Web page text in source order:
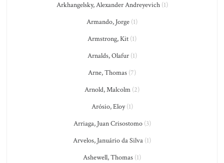
Arkhangelsky, Alexander Andreyevich(1)
Armando, Jorge (1)
Armstrong, Kit (1)
Arnalds, Olafur(1)
Arne, Thomas (7)
Arnold, Malcolm (2)
Arósio, Eloy(1)
Arriaga, Juan Crisostomo(3)
Arvelos, Januário da Silva (1)
Ashewell, Thomas (1)